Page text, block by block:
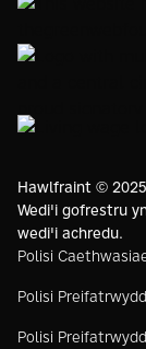
Hawlfraint ©
Wedi'i gofrestru
wedi'i achredu.
Polisi
Polisi Preifatrwydd
Polisi
https://
https://